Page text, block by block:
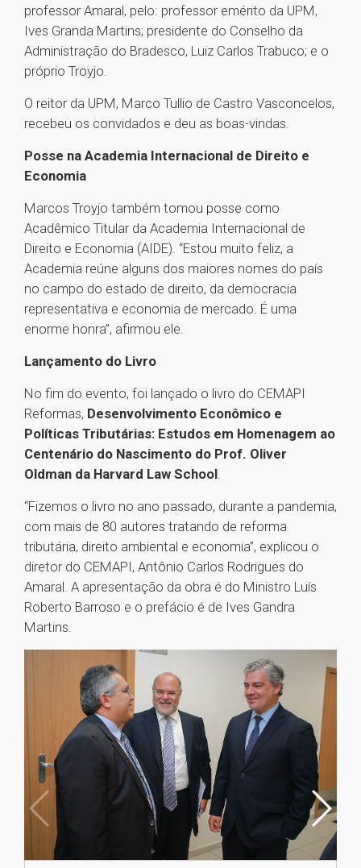
professor Amaral, pelo: professor emérito da UPM,
Ives Granda Martins; presidente do Conselho da
Administração do Bradesco, Luiz Carlos Trabuco; e o
próprio Troyjo.
O reitor da UPM, Marco Tullio de Castro Vasconcelos,
recebeu os convidados e deu as boas-vindas.
Posse na Academia Internacional de Direito e
Economia
Marcos Troyjo também tomou posse como
Acadêmico Titular da Academia Internacional de
Direito e Economia (AIDE). “Estou muito feliz, a
Academia reúne alguns dos maiores nomes do país
no campo do estado de direito, da democracia
representativa e economia de mercado. É uma
enorme honra”, afirmou ele.
Lançamento do Livro
No fim do evento, foi lançado o livro do CEMAPI
Reformas, Desenvolvimento Econômico e
Políticas Tributárias: Estudos em Homenagem ao
Centenário do Nascimento do Prof. Oliver
Oldman da Harvard Law School.
“Fizemos o livro no ano passado, durante a pandemia,
com mais de 80 autores tratando de reforma
tributária, direito ambiental e economia”, explicou o
diretor do CEMAPI, Antônio Carlos Rodrigues do
Amaral. A apresentação da obra é do Ministro Luís
Roberto Barroso e o prefácio é de Ives Gandra
Martins.